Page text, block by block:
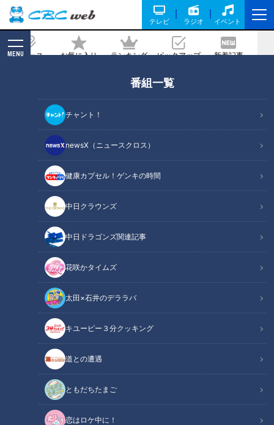
テレビ ラジオ イベント
ニュース お気に入り ランキング ピックアップ 新着記事
MENU
番組一覧
チャント！
newsX（ニュースクロス）
健康カプセル！ゲンキの時間
中日クラウンズ
中日ドラゴンズ関連記事
花咲かタイムズ
太田×石井のデララバ
キユーピー３分クッキング
道との遭遇
ともだちたまご
恋はロケ中に！
プンしたばかりのグルメビル【EXIT
NISHIKI（イグジットニシキ）】を楽し
む裏技！
記事に戻る
この記事の画像